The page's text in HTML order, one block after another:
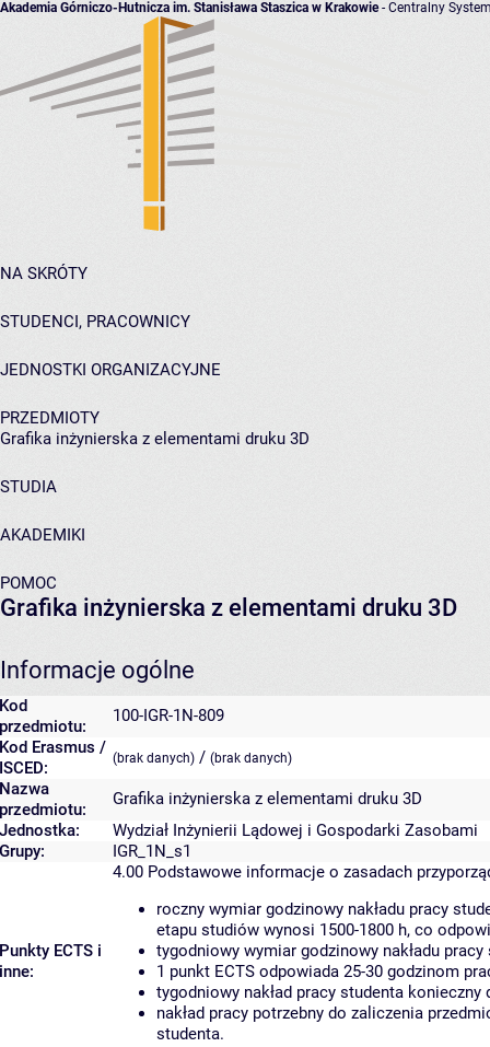
Akademia Górniczo-Hutnicza im. Stanisława Staszica w Krakowie- Centralny
NA SKRÓTY
STUDENCI, PRACOWNICY
JEDNOSTKI ORGANIZACYJNE
PRZEDMIOTY
Grafika inżynierska z elementami druku 3D
STUDIA
AKADEMIKI
POMOC
Grafika inżynierska z elementami druku 3D
Informacje ogólne
Kod
przedmiotu:
100-IGR-1N-809
Kod Erasmus /
ISCED:
(brak danych) / (brak danych)
Nazwa
przedmiotu:
Grafika inżynierska z elementami druku 3D
Jednostka:
Wydział Inżynierii Lądowej i Gospodarki Zasobami
Grupy:
IGR_1N_s1
Punkty ECTS i
inne:
4.00 Podstawowe informacje o zasadach
roczny wymiar godzinowy nakładu pracy
etapu studiów wynosi 1500-1800 h, co
tygodniowy wymiar godzinowy nakładu
1 punkt ECTS odpowiada 25-30 godzinom
tygodniowy nakład pracy studenta
nakład pracy potrzebny do zaliczenia
studenta.